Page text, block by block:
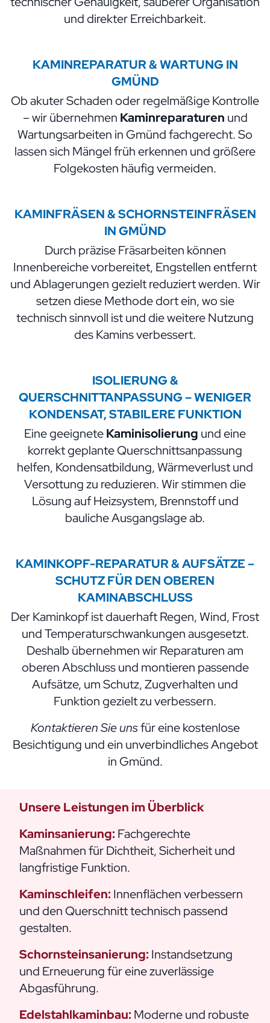
und direkter Erreichbarkeit.
KAMINREPARATUR & WARTUNG IN
GMÜND
Ob akuter Schaden oder regelmäßige Kontrolle
– wir übernehmen Kaminreparaturen und
Wartungsarbeiten in Gmünd fachgerecht. So
lassen sich Mängel früh erkennen und größere
Folgekosten häufig vermeiden.
KAMINFRÄSEN & SCHORNSTEINFRÄSEN
IN GMÜND
Durch präzise Fräsarbeiten können
Innenbereiche vorbereitet, Engstellen entfernt
und Ablagerungen gezielt reduziert werden. Wir
setzen diese Methode dort ein, wo sie
technisch sinnvoll ist und die weitere Nutzung
des Kamins verbessert.
ISOLIERUNG &
QUERSCHNITTANPASSUNG – WENIGER
KONDENSAT, STABILERE FUNKTION
Eine geeigneteKaminisolierung und eine
korrekt geplante Querschnittsanpassung
helfen, Kondensatbildung, Wärmeverlust und
Versottung zu reduzieren. Wir stimmen die
Lösung auf Heizsystem, Brennstoff und
bauliche Ausgangslage ab.
KAMINKOPF-REPARATUR & AUFSÄTZE –
SCHUTZ FÜR DEN OBEREN
KAMINABSCHLUSS
Der Kaminkopf ist dauerhaft Regen, Wind, Frost
und Temperaturschwankungen ausgesetzt.
Deshalb übernehmen wir Reparaturen am
oberen Abschluss und montieren passende
Aufsätze, um Schutz, Zugverhalten und
Funktion gezielt zu verbessern.
Kontaktieren Sie unsfür eine kostenlose
Besichtigung und ein unverbindliches Angebot
in Gmünd.
Unsere Leistungen im Überblick
Kaminsanierung: Fachgerechte
Maßnahmen für Dichtheit, Sicherheit und
langfristige Funktion.
Kaminschleifen: Innenflächen verbessern
und den Querschnitt technisch passend
gestalten.
Schornsteinsanierung: Instandsetzung
und Erneuerung für eine zuverlässige
Abgasführung.
Edelstahlkaminbau: Moderne und robuste